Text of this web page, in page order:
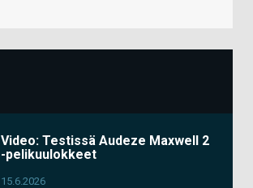
Video: Testissä Audeze Maxwell 2
-pelikuulokkeet
15.6.2026